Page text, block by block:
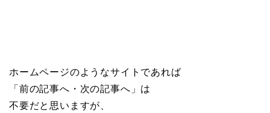
ホームページのようなサイトであれば
「前の記事へ・次の記事へ」は
不要だと思いますが、